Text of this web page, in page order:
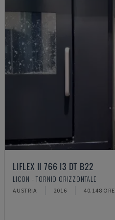
LIFLEX II 766 I3 DT B22
LICON - TORNIO ORIZZONTALE
AUSTRIA 2016 40.148 ORE